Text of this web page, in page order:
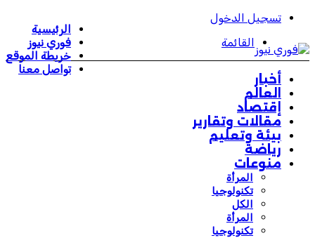
الرئيسية
فوري نيوز
خريطة الموقع
تواصل معنا
تسجيل الدخول
القائمة
أخبار
العالم
إقتصاد
مقالات وتقارير
بيئة وتعليم
رياضة
منوعات
المرأة
تكنولوجيا
الكل
المرأة
تكنولوجيا